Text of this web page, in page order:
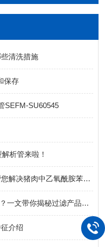
清洗措施
保存
SEFM-SU60545
析管来啦！
安谱实验助力新国标扩项，帮您解决猪肉中乙氧酰胺苯甲酯残留问题
干货 | 过滤产品不知道怎么选？一文带你揭秘过滤产品常见问题
介绍